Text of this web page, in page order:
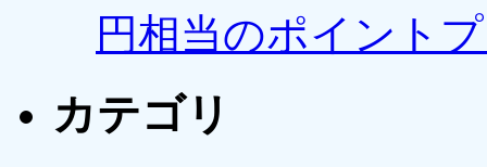
円相当のポイント
カテゴリ